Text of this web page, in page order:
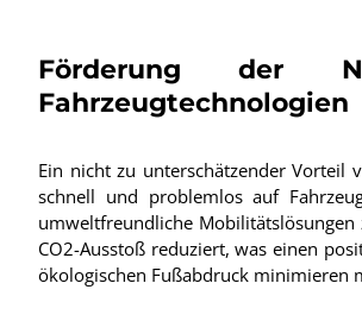
Förderung der
Fahrzeugtechnologien
Ein nicht zu unterschätzender Vorteil
schnell und problemlos auf
umweltfreundliche
CO2-Ausstoß reduziert, was einen
ökologischen Fußabdruck minimieren